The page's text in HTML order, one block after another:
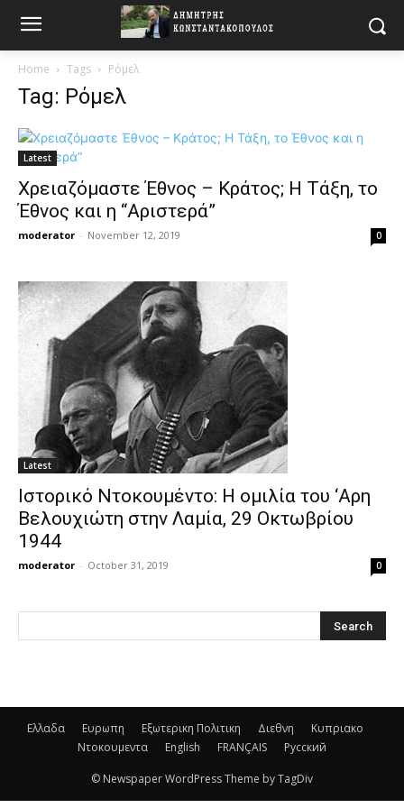
Home Tags Ρόμελ
Tag: Ρόμελ
Latest
Χρειαζόμαστε Έθνος – Κράτος; Η Τάξη, το
Έθνος και η “Αριστερά”
moderator - November 12, 2019 0
Latest
Ιστορικό Ντοκουμέντο: Η ομιλία του ‘Αρη
Βελουχιώτη στην Λαμία, 29 Οκτωβρίου
1944
moderator - October 31, 2019 0
Ελλαδα Ευρωπη Εξωτερικη Πολιτικη Διεθνη
Κυπριακο
Ντοκουμεντα
English FRANÇAIS Русский
© Newspaper WordPress Theme by TagDiv